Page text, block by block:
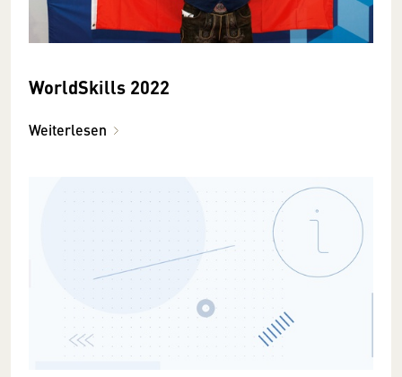
WorldSkills 2022
Weiterlesen